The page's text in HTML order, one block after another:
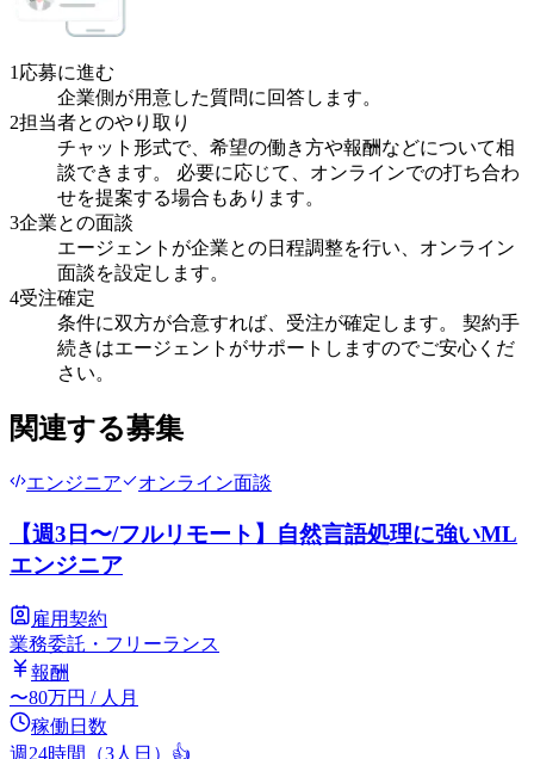
1 応募に進む
企業側が用意した質問に回答します。
2担当者とのやり取り
チャット形式で、希望の働き方や報酬などについて相
談できます。 必要に応じて、オンラインでの打ち合わ
せを提案する場合もあります。
3企業との面談
エージェントが企業との日程調整を行い、オンライン
面談を設定します。
4受注確定
条件に双方が合意すれば、受注が確定します。 契約手
続きはエージェントがサポートしますのでご安心くだ
さい。
関連する募集
エンジニア オンライン面談
【週3日〜/フルリモート】自然言語処理に強いML
エンジニア
雇用契約
業務委託・フリーランス
報酬
〜80万円 / 人月
稼働日数
週24時間（3人日） 👍